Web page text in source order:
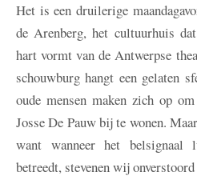
Het is een druilerige
de Arenberg, het cultuurhuis
hart vormt van de Antwerpse
schouwburg hangt een gelaten
oude mensen maken zich op
Josse De Pauw bij te wonen.
want wanneer het belsignaal
betreedt, stevenen wij